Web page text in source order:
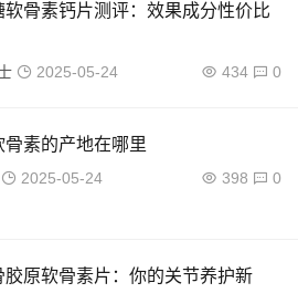
软骨素钙片测评：效果成分性价比
2025-05-24 434 0
骨素的产地在哪里
2025-05-24 398 0
胶原软骨素片：你的关节养护新